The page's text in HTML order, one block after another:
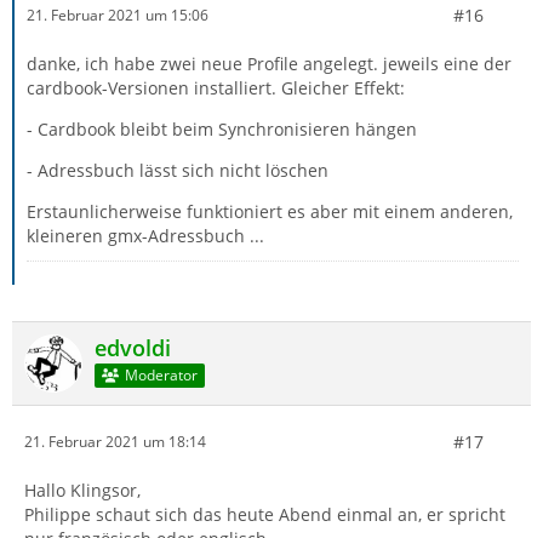
21. Februar 2021 um 15:06 #16
danke, ich habe zwei neue Profile angelegt. jeweils eine der
cardbook-Versionen installiert. Gleicher Effekt:
- Cardbook bleibt beim Synchronisieren hängen
- Adressbuch lässt sich nicht löschen
Erstaunlicherweise funktioniert es aber mit einem anderen,
kleineren gmx-Adressbuch ...
edvoldi
Moderator
21. Februar 2021 um 18:14 #17
Hallo Klingsor,
Philippe schaut sich das heute Abend einmal an, er spricht